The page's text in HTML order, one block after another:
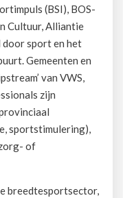
(BSI), BOS-
Cultuur, Alliantie
door sport en het
Gemeenten en
van VWS,
zijn
sportstimulering),
of
breedtesportsector,